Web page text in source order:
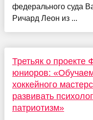
федерального суда
Ричард Леон из ...
Третьяк о
юниоров:
хоккейного
развивать
патриотизм»